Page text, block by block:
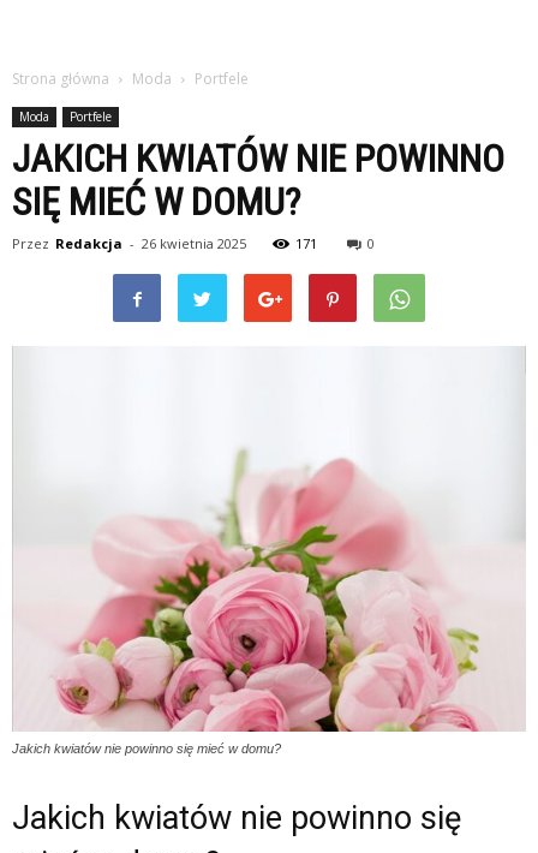
Strona główna Moda Portfele
Moda Portfele
JAKICH KWIATÓW NIE POWINNO
SIĘ MIEĆ W DOMU?
Przez Redakcja - 26 kwietnia 2025 171 0
Jakich kwiatów nie powinno się mieć w domu?
Jakich kwiatów nie powinno się